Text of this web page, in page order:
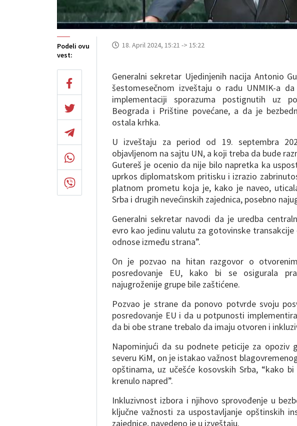
Podeli ovu
vest:
18. April 2024, 15:21 -> 15:22
Generalni sekretar Ujedinjenih nacija Antonio
šestomesečnom izveštaju o radu UNMIK-a
implementaciji sporazuma postignutih uz
Beograda i Prištine povećane, a da je
ostala krhka.
U izveštaju za period od 19. septembra
objavljenom na sajtu UN, a koji treba da bude
Gutereš je ocenio da nije bilo napretka ka
uprkos diplomatskom pritisku i izrazio
platnom prometu koja je, kako je naveo,
Srba i drugih nevećinskih zajednica, posebno
Generalni sekretar navodi da je uredba
evro kao jedinu valutu za gotovinske
odnose između strana”.
On je pozvao na hitan razgovor o
posredovanje EU, kako bi se osigurala
najugroženije grupe bile zaštićene.
Pozvao je strane da ponovo potvrde svoju
posredovanje EU i da u potpunosti
da bi obe strane trebalo da imaju otvoren i
Napominjući da su podnete peticije za opoziv
severu KiM, on je istakao važnost
opštinama, uz učešće kosovskih Srba, “kako
krenulo napred”.
Inkluzivnost izbora i njihovo sprovođenje u
ključne važnosti za uspostavljanje opštinskih
zajednice, navedeno je u izveštaju.